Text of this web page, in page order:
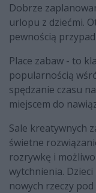
Dobrze
urlopu z dziećmi.
pewnością
Place zabaw - to
popularnością
spędzanie czasu
miejscem do
Sale kreatywnych
świetne
rozrywkę i
wytchnienia.
nowych rzeczy